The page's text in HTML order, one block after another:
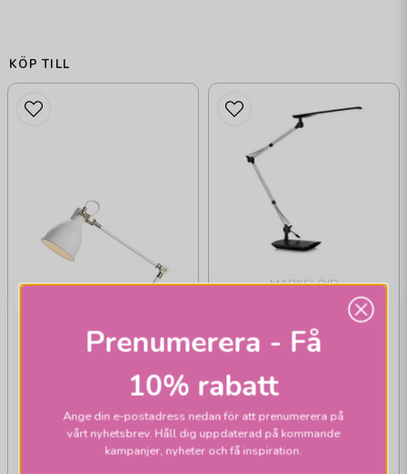
KÖP TILL
MARKSLÖJD
Study bordslampa
Prenumerera - Få
10% rabatt
Ange din e-postadress nedan för att prenumerera på
vårt nyhetsbrev. Håll dig uppdaterad på kommande
kampanjer, nyheter och få inspiration.